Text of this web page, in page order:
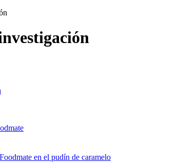
en el pudín de caramelo